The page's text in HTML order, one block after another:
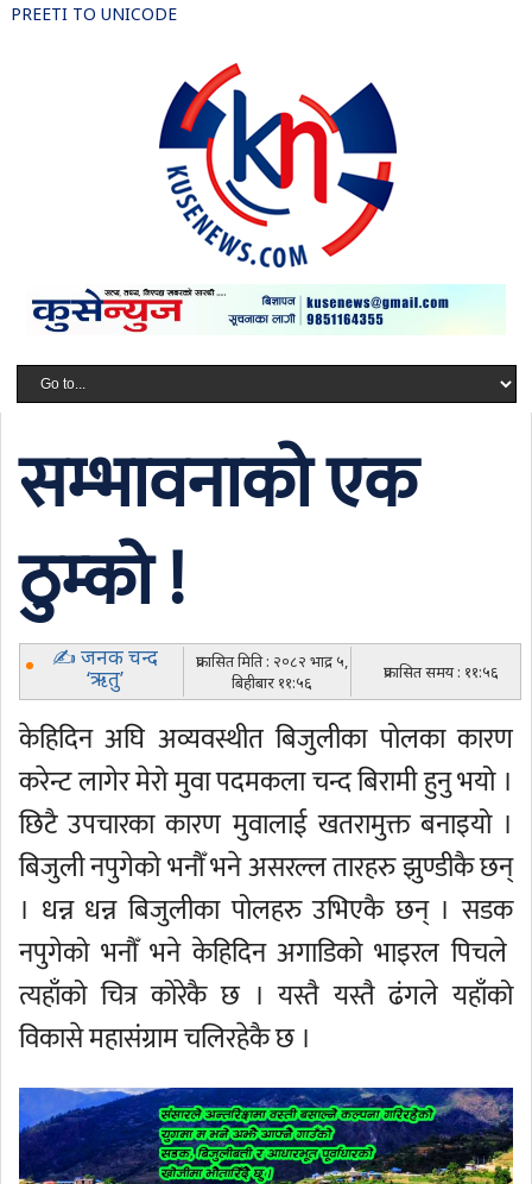
PREETI TO UNICODE
सम्भावनाको एक
ठुम्को !
✍ जनक चन्द
‘ऋतु’
प्रकासित मिति : २०८२ भाद्र ५,
बिहीबार ११:५६
प्रकासित समय : ११:५६
केहिदिन अघि अव्यवस्थीत बिजुलीका पोलका कारण
करेन्ट लागेर मेरो मुवा पदमकला चन्द बिरामी हुनु भयो ।
छिटै उपचारका कारण मुवालाई खतरामुक्त बनाइयो ।
बिजुली नपुगेको भनौँ भने असरल्ल तारहरु झुण्डीकै छन्
। धन्न धन्न बिजुलीका पोलहरु उभिएकै छन् । सडक
नपुगेको भनौँ भने केहिदिन अगाडिको भाइरल पिचले
त्यहाँको चित्र कोरेकै छ । यस्तै यस्तै ढंगले यहाँको
विकासे महासंग्राम चलिरहेकै छ ।